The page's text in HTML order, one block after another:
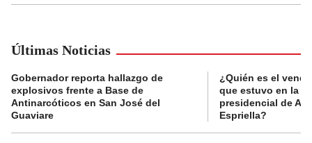
Últimas Noticias
Gobernador reporta hallazgo de
explosivos frente a Base de
Antinarcóticos en San José del
Guaviare
¿Quién es el
que estuvo en la
presidencial de
Espriella?